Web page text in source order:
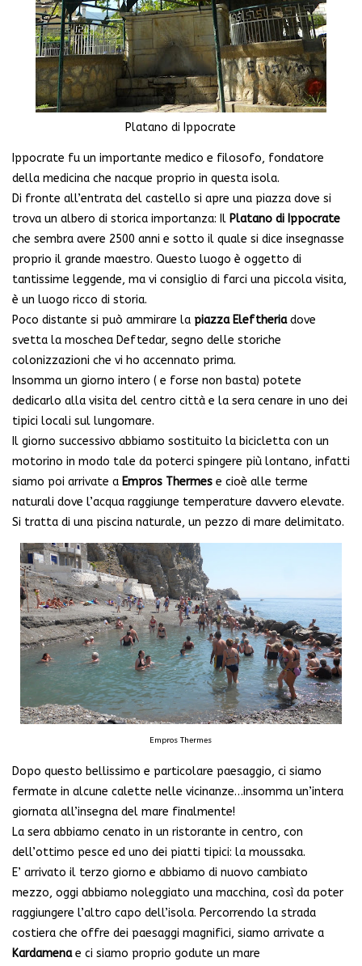
Platano di Ippocrate
Ippocrate fu un importante medico e filosofo, fondatore
della medicina che nacque proprio in questa isola.
Di fronte all’entrata del castello si apre una piazza dove si
trova un albero di storica importanza: Il Platano di Ippocrate
che sembra avere 2500 anni e sotto il quale si dice insegnasse
proprio il grande maestro. Questo luogo è oggetto di
tantissime leggende, ma vi consiglio di farci una piccola visita,
è un luogo ricco di storia.
Poco distante si può ammirare la piazza Eleftheriadove
svetta la moschea Deftedar, segno delle storiche
colonizzazioni che vi ho accennato prima.
Insomma un giorno intero ( e forse non basta) potete
dedicarlo alla visita del centro città e la sera cenare in uno dei
tipici locali sul lungomare.
Il giorno successivo abbiamo sostituito la bicicletta con un
motorino in modo tale da poterci spingere più lontano, infatti
siamo poi arrivate a Empros Thermes e cioè alle terme
naturali dove l’acqua raggiunge temperature davvero elevate.
Si tratta di una piscina naturale, un pezzo di mare delimitato.
Empros Thermes
Dopo questo bellissimo e particolare paesaggio, ci siamo
fermate in alcune calette nelle vicinanze…insomma un’intera
giornata all’insegna del mare finalmente!
La sera abbiamo cenato in un ristorante in centro, con
dell’ottimo pesce ed uno dei piatti tipici: la moussaka.
E’ arrivato il terzo giorno e abbiamo di nuovo cambiato
mezzo, oggi abbiamo noleggiato una macchina, così da poter
raggiungere l’altro capo dell’isola. Percorrendo la strada
costiera che offre dei paesaggi magnifici, siamo arrivate a
Kardamenae ci siamo proprio godute un mare